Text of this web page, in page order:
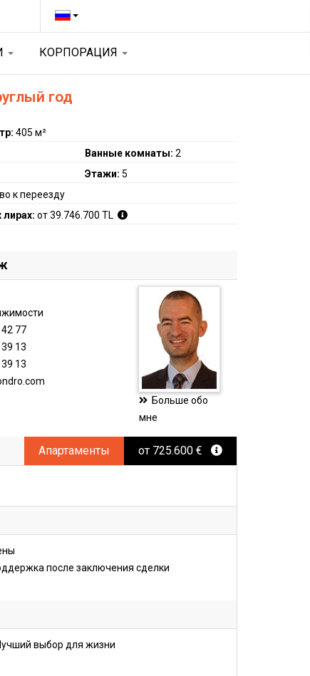
КОРПОРАЦИЯ
год
405 м²
Ванные комнаты: 2
Этажи: 5
к переезду
лирах:от 39.746.700 TL
77
13
13
Больше обо
мне
Апартаменты от 725.600 €
после заключения сделки
выбор для жизни